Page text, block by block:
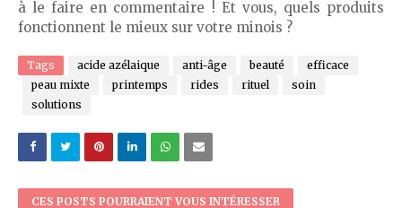
à le faire en commentaire ! Et vous, quels produits
fonctionnent le mieux sur votre minois ?
Tags acide azélaique anti-âge beauté
efficace
peau mixte
printemps rides rituel
soin
solutions
CES POSTS POURRAIENT VOUS INTÉRESSER